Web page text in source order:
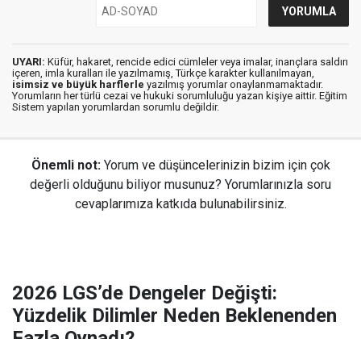
UYARI: Küfür, hakaret, rencide edici cümleler veya imalar, inançlara saldırı
içeren, imla kuralları ile yazılmamış, Türkçe karakter kullanılmayan,
isimsiz ve büyük harflerle yazılmış yorumlar onaylanmamaktadır.
Yorumların her türlü cezai ve hukuki sorumluluğu yazan kişiye aittir. Eğitim
Sistem yapılan yorumlardan sorumlu değildir.
Önemli not: Yorum ve düşüncelerinizin bizim için çok
değerli olduğunu biliyor musunuz? Yorumlarınızla soru
cevaplarımıza katkıda bulunabilirsiniz.
2026 LGS’de Dengeler Değişti:
Yüzdelik Dilimler Neden Beklenenden